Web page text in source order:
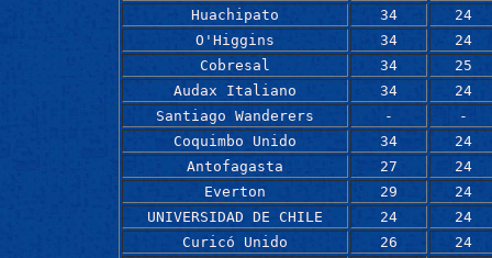
Huachipato
34
24
O'Higgins
34
24
Cobresal
34
25
Audax Italiano
34
24
Santiago Wanderers
-
-
Coquimbo Unido
34
24
Antofagasta
27
24
Everton
29
24
UNIVERSIDAD DE CHILE
24
24
Curicó Unido
26
24